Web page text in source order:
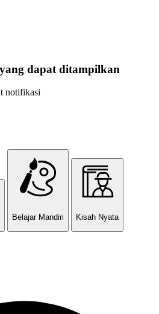
dapat ditampilkan
notifikasi
Belajar Mandiri Kisah Nyata